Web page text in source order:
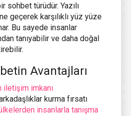
sohbet türüdür. Yazılı
geçerek karşılıklı yüz yüze
Bu sayede insanlar
tanıyabilir ve daha doğal
Avantajları
iletişim imkanı
kurma fırsatı
insanlarla tanışma